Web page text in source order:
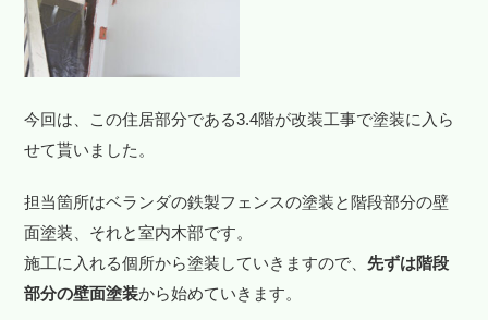
今回は、この住居部分である3.4階が改装工事で塗装に入ら
せて貰いました。
担当箇所はベランダの鉄製フェンスの塗装と階段部分の壁
面塗装、それと室内木部です。
施工に入れる個所から塗装していきますので、先ずは階段
部分の壁面塗装から始めていきます。